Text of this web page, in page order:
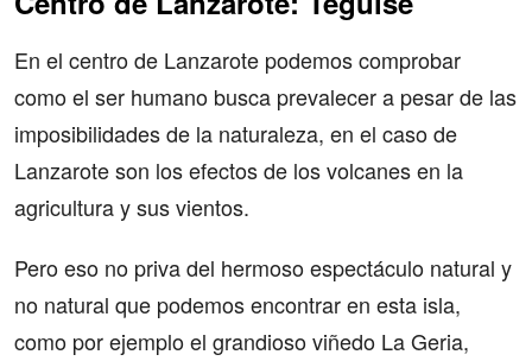
En el centro de Lanzarote podemos comprobar
como el ser humano busca prevalecer a pesar de las
imposibilidades de la naturaleza, en el caso de
Lanzarote son los efectos de los volcanes en la
agricultura y sus vientos.
Pero eso no priva del hermoso espectáculo natural y
no natural que podemos encontrar en esta isla,
como por ejemplo el grandioso viñedo La Geria,